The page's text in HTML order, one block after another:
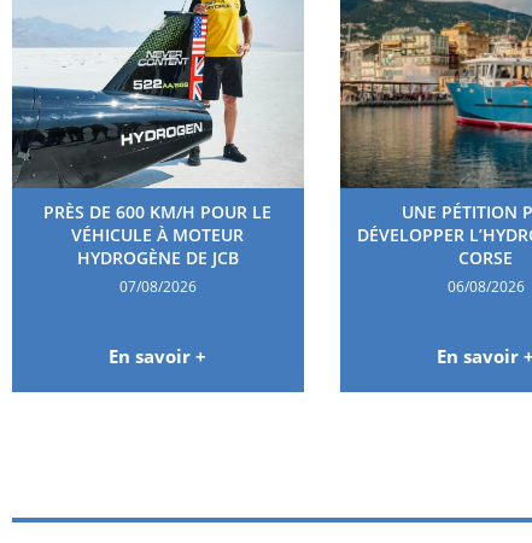
PRÈS DE 600 KM/H POUR LE
VÉHICULE À MOTEUR
HYDROGÈNE DE JCB
07/08/2026
En savoir +
UNE PÉTITION
DÉVELOPPER
CORSE
06/08/2026
En savoir +